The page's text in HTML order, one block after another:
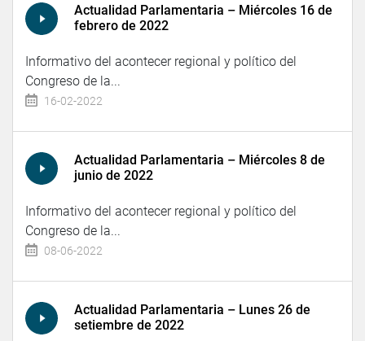
Actualidad Parlamentaria – Miércoles 16 de
febrero de 2022
Informativo del acontecer regional y político del
Congreso de la...
16-02-2022
Actualidad Parlamentaria – Miércoles 8 de
junio de 2022
Informativo del acontecer regional y político del
Congreso de la...
08-06-2022
Actualidad Parlamentaria – Lunes 26 de
setiembre de 2022